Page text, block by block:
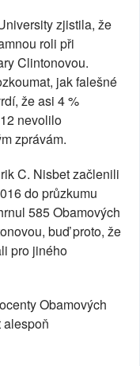
zjistila, že
roli při
Clintonovou.
jak falešné
že asi 4 %
nevolilo
zprávám.
C. Nisbet začlenili
do průzkumu
585 Obamových
buď proto, že
pro jiného
Obamových
alespoň